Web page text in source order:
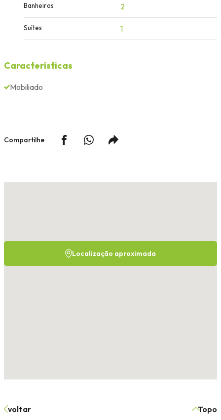
Banheiros 2
Suítes 1
Características
Mobiliado
Compartilhe
Localização aproximada
voltar Topo